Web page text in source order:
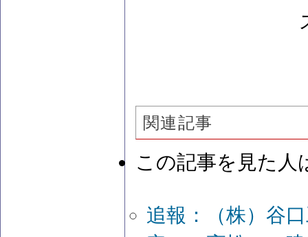
関連記事
この記事を見た人
追報：（株）谷